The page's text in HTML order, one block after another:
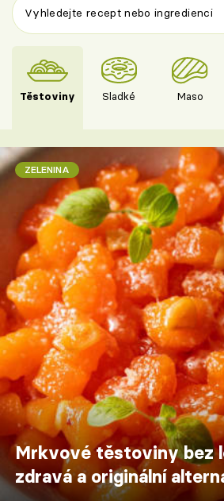
Těstoviny Sladké Maso
ZELENINA
Mrkvové těstoviny bez
zdravá a originální